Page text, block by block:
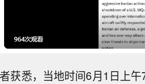
获悉，当地时间6月1日上